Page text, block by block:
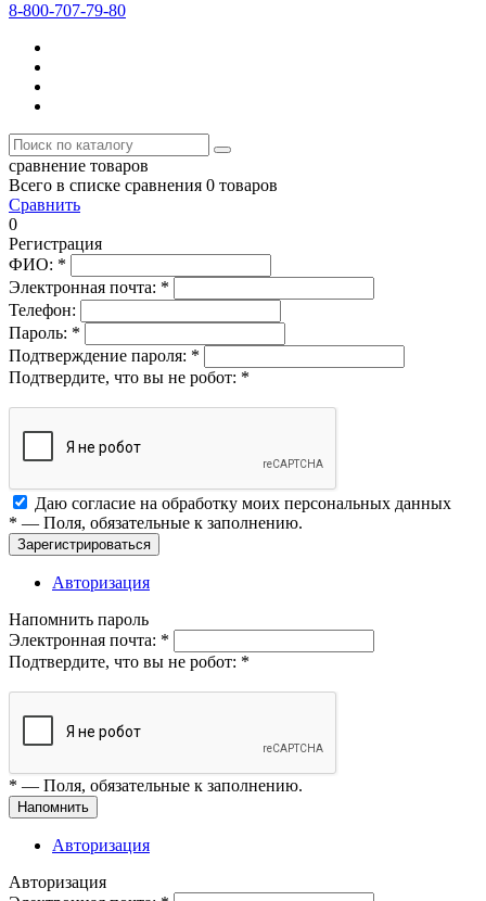
8-800-707-79-80
сравнение товаров
Всего в списке сравнения 0 товаров
Сравнить
0
Регистрация
ФИО: *
Электронная почта: *
Телефон:
Пароль: *
Подтверждение пароля: *
Подтвердите, что вы не робот: *
Даю согласие на обработку моих персональных данных
* — Поля, обязательные к заполнению.
Зарегистрироваться
Авторизация
Напомнить пароль
Электронная почта: *
Подтвердите, что вы не робот: *
* — Поля, обязательные к заполнению.
Напомнить
Авторизация
Авторизация